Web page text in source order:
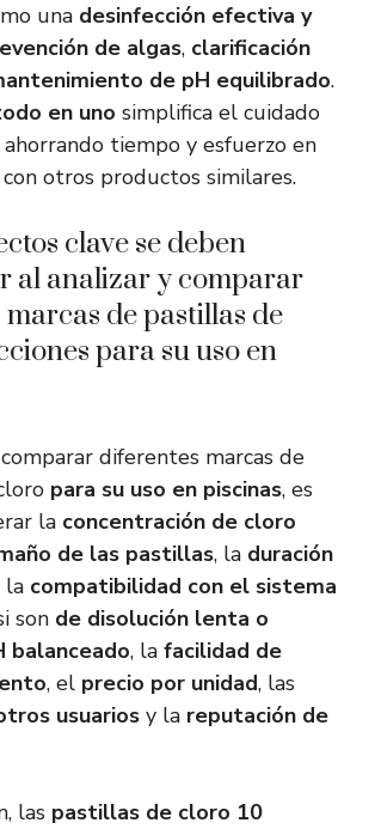
una desinfección efectiva y
de algas, clarificación
de pH equilibrado.
en uno simplifica el cuidado
ahorrando tiempo y esfuerzo en
otros productos similares.
clave se deben
al analizar y comparar
de pastillas de
para su uso en
diferentes marcas de
para su uso en piscinas, es
la concentración de cloro
de las pastillas, la duración
la compatibilidad con el sistema
son de disolución lenta o
balanceado, la facilidad de
, el precio por unidad, las
usuarios y la reputación de
las pastillas de cloro 10